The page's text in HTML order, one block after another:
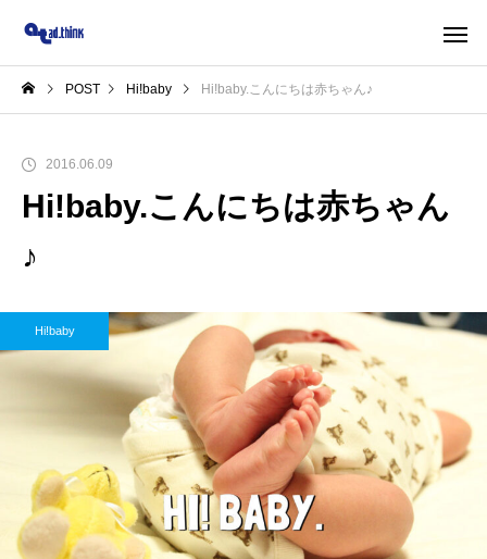
POST Hi!baby Hi!baby.こんにちは赤ちゃん♪
2016.06.09
Hi!baby.こんにちは赤ちゃん
♪
Hi!baby